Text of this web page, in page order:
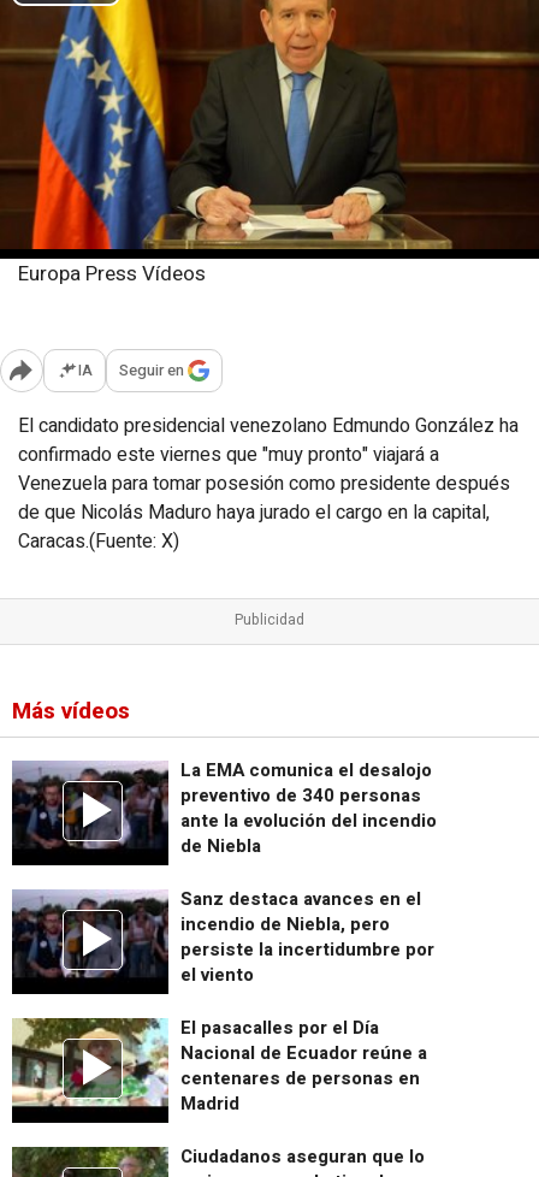
Europa Press Vídeos
Abrir opciones para compartir
IA Seguir en
El candidato presidencial venezolano Edmundo González ha
confirmado este viernes que "muy pronto" viajará a
Venezuela para tomar posesión como presidente después
de que Nicolás Maduro haya jurado el cargo en la capital,
Caracas.(Fuente: X)
Más vídeos
La EMA comunica el desalojo
preventivo de 340 personas
ante la evolución del incendio
de Niebla
Sanz destaca avances en el
incendio de Niebla, pero
persiste la incertidumbre por
el viento
El pasacalles por el Día
Nacional de Ecuador reúne a
centenares de personas en
Madrid
Ciudadanos aseguran que lo